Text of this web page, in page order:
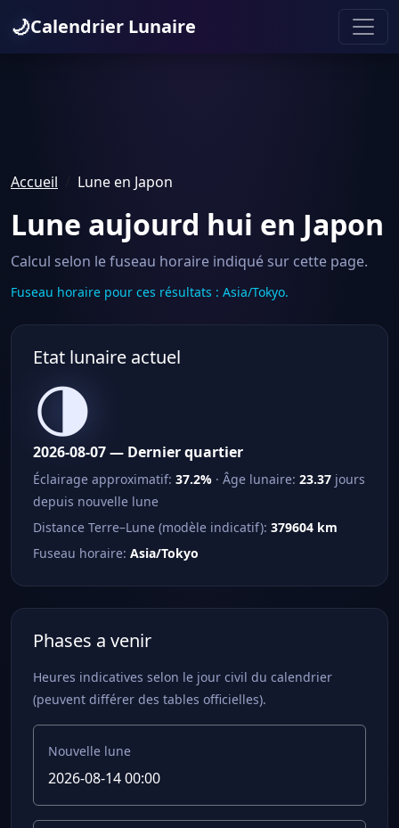
🌙Calendrier Lunaire
Accueil Lune en Japon
Lune aujourd hui en Japon
Calcul selon le fuseau horaire indiqué sur cette page.
Fuseau horaire pour ces résultats : Asia/Tokyo.
Etat lunaire actuel
🌗
2026-08-07 — Dernier quartier
Éclairage approximatif: 37.2% · Âge lunaire: 23.37 jours
depuis nouvelle lune
Distance Terre–Lune (modèle indicatif): 379604 km
Fuseau horaire: Asia/Tokyo
Phases a venir
Heures indicatives selon le jour civil du calendrier
(peuvent différer des tables officielles).
Nouvelle lune
2026-08-14 00:00